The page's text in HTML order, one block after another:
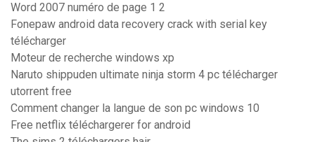
Word 2007 numéro de page 1 2
Fonepaw android data recovery crack with serial key
télécharger
Moteur de recherche windows xp
Naruto shippuden ultimate ninja storm 4 pc télécharger
utorrent free
Comment changer la langue de son pc windows 10
Free netflix téléchargerer for android